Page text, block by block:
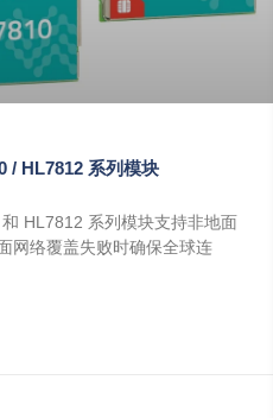
/ HL7812 系列模块
HL7812 系列模块支持非地面
网络覆盖失败时确保全球连